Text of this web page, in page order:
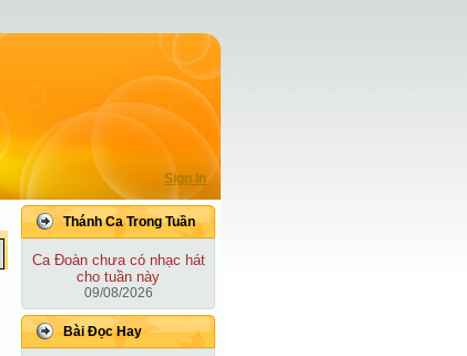
Sign In
Thánh Ca Trong Tuần
Ca Ðoàn chưa có nhạc hát
cho tuần này
09/08/2026
Bài Ðọc Hay